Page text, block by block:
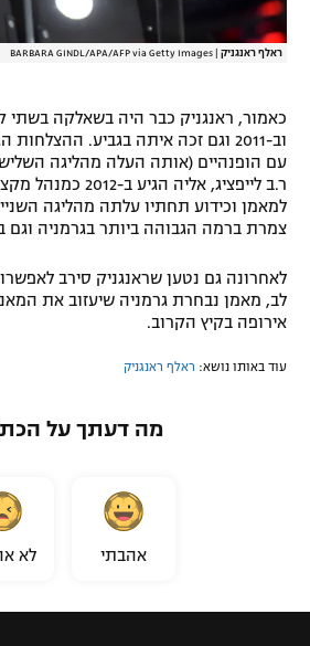
ראלף ראנגניק BARBARA GINDL/APA/AFP via Getty Images
וב-2011 וגם זכה איתה בגביע.
עם הופנהיים (אותה העלה מהליגה
ר.ב לייפציג, אליה
למאמן וכידוע תחתיו עלתה מהליגה
צמרת ברמה הגבוהה ביותר בגרמניה וגם
לאחרונה גם נטען שראנגניק סירב
לב, מאמן נבחרת גרמניה שיעזוב את
אירופה בקיץ הקרוב.
עוד באותו נושא: ראלף ראנגניק
מה דעתך על
אהבתי לא